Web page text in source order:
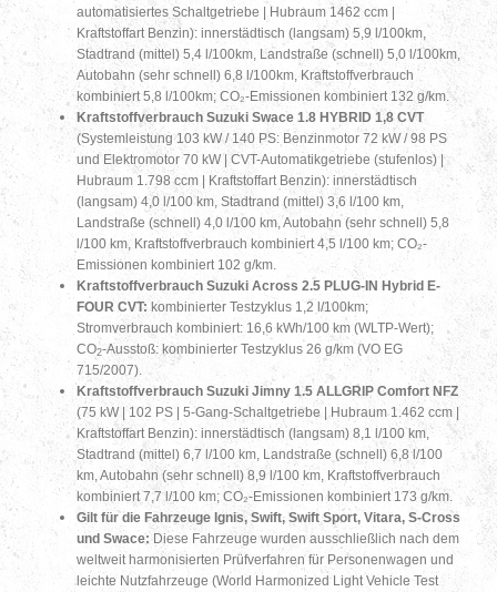
automatisiertes Schaltgetriebe | Hubraum 1462 ccm |
Kraftstoffart Benzin): innerstädtisch (langsam) 5,9 l/100km,
Stadtrand (mittel) 5,4 l/100km, Landstraße (schnell) 5,0 l/100km,
Autobahn (sehr schnell) 6,8 l/100km, Kraftstoffverbrauch
kombiniert 5,8 l/100km; CO₂-Emissionen kombiniert 132 g/km.
Kraftstoffverbrauch Suzuki Swace 1.8 HYBRID 1,8 CVT
(Systemleistung 103 kW / 140 PS: Benzinmotor 72 kW / 98 PS
und Elektromotor 70 kW | CVT-Automatikgetriebe (stufenlos) |
Hubraum 1.798 ccm | Kraftstoffart Benzin): innerstädtisch
(langsam) 4,0 l/100 km, Stadtrand (mittel) 3,6 l/100 km,
Landstraße (schnell) 4,0 l/100 km, Autobahn (sehr schnell) 5,8
l/100 km, Kraftstoffverbrauch kombiniert 4,5 l/100 km; CO₂-
Emissionen kombiniert 102 g/km.
Kraftstoffverbrauch Suzuki Across 2.5 PLUG-IN Hybrid E-
FOUR CVT: kombinierter Testzyklus 1,2 l/100km;
Stromverbrauch kombiniert: 16,6 kWh/100 km (WLTP-Wert);
CO2-Ausstoß: kombinierter Testzyklus 26 g/km (VO EG
715/2007).
Kraftstoffverbrauch Suzuki Jimny 1.5 ALLGRIP Comfort NFZ
(75 kW | 102 PS | 5-Gang-Schaltgetriebe | Hubraum 1.462 ccm |
Kraftstoffart Benzin): innerstädtisch (langsam) 8,1 l/100 km,
Stadtrand (mittel) 6,7 l/100 km, Landstraße (schnell) 6,8 l/100
km, Autobahn (sehr schnell) 8,9 l/100 km, Kraftstoffverbrauch
kombiniert 7,7 l/100 km; CO₂-Emissionen kombiniert 173 g/km.
Gilt für die Fahrzeuge Ignis, Swift, Swift Sport, Vitara, S-Cross
und Swace: Diese Fahrzeuge wurden ausschließlich nach dem
weltweit harmonisierten Prüfverfahren für Personenwagen und
leichte Nutzfahrzeuge (World Harmonized Light Vehicle Test